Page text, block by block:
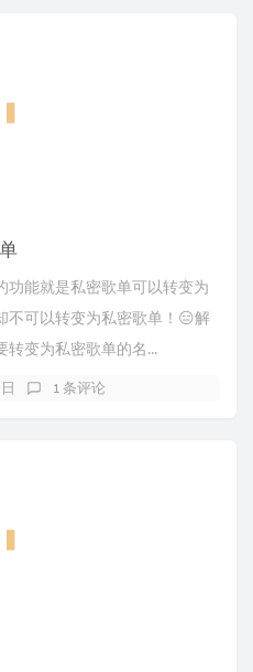
功能就是私密歌单可以转变为
不可以转变为私密歌单！😑解
转变为私密歌单的名...
1 条评论